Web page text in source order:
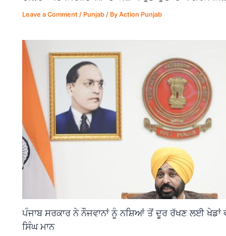
Leave a Comment / Punjab / ByAction Punjab
ਪੰਜਾਬ ਸਰਕਾਰ ਨੇ ਨੌਜਵਾਨਾਂ ਨੂੰ ਨਸ਼ਿਆਂ ਤੋਂ ਦੂਰ ਰੱਖਣ ਲਈ ਖੇਡਾਂ
ਸਿੰਘ ਮਾਨ